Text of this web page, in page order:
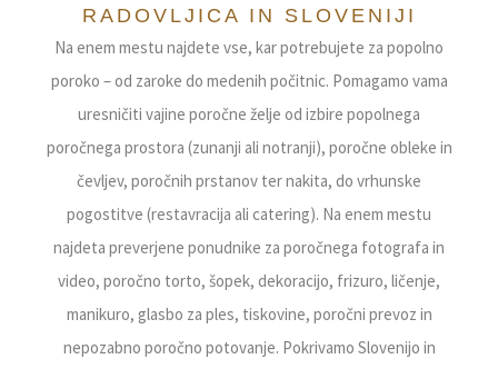
RADOVLJICA IN SLOVENIJI
Na enem mestu najdete vse, kar potrebujete za popolno
poroko – od zaroke do medenih počitnic. Pomagamo vama
uresničiti vajine poročne želje od izbire popolnega
poročnega prostora (zunanji ali notranji), poročne obleke in
čevljev, poročnih prstanov ter nakita, do vrhunske
pogostitve (restavracija ali catering). Na enem mestu
najdeta preverjene ponudnike za poročnega fotografa in
video, poročno torto, šopek, dekoracijo, frizuro, ličenje,
manikuro, glasbo za ples, tiskovine, poročni prevoz in
nepozabno poročno potovanje. Pokrivamo Slovenijo in